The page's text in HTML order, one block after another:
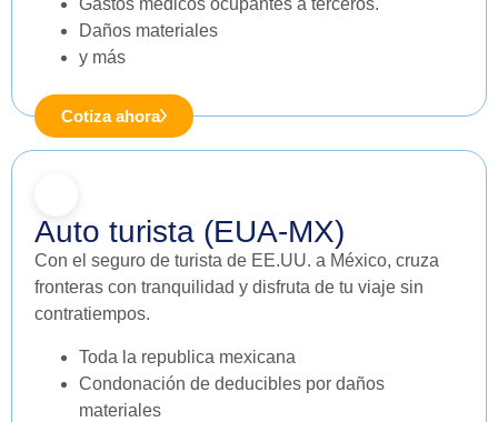
Gastos médicos ocupantes a terceros.
Daños materiales
y más
Cotiza ahora
Auto turista (EUA-MX)
Con el seguro de turista de EE.UU. a México, cruza
fronteras con tranquilidad y disfruta de tu viaje sin
contratiempos.
Toda la republica mexicana
Condonación de deducibles por daños
materiales